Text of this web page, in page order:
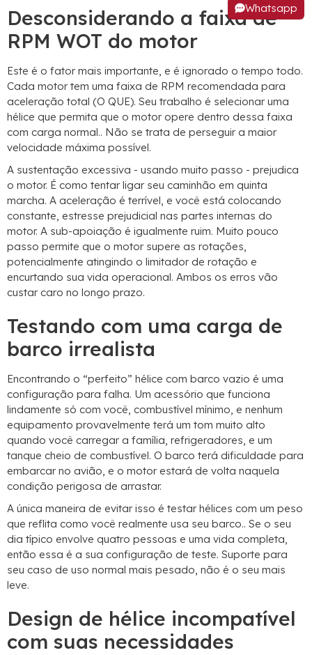
Desconsiderando a faixa de
RPM WOT do motor
Este é o fator mais importante, e é ignorado o tempo todo.
Cada motor tem uma faixa de RPM recomendada para
aceleração total (O QUE). Seu trabalho é selecionar uma
hélice que permita que o motor opere dentro dessa faixa
com carga normal.. Não se trata de perseguir a maior
velocidade máxima possível.
A sustentação excessiva - usando muito passo - prejudica
o motor. É como tentar ligar seu caminhão em quinta
marcha. A aceleração é terrível, e você está colocando
constante, estresse prejudicial nas partes internas do
motor. A sub-apoiação é igualmente ruim. Muito pouco
passo permite que o motor supere as rotações,
potencialmente atingindo o limitador de rotação e
encurtando sua vida operacional. Ambos os erros vão
custar caro no longo prazo.
Testando com uma carga de
barco irrealista
Encontrando o “perfeito” hélice com barco vazio é uma
configuração para falha. Um acessório que funciona
lindamente só com você, combustível mínimo, e nenhum
equipamento provavelmente terá um tom muito alto
quando você carregar a família, refrigeradores, e um
tanque cheio de combustível. O barco terá dificuldade para
embarcar no avião, e o motor estará de volta naquela
condição perigosa de arrastar.
A única maneira de evitar isso é testar hélices com um peso
que reflita como você realmente usa seu barco.. Se o seu
dia típico envolve quatro pessoas e uma vida completa,
então essa é a sua configuração de teste. Suporte para
seu caso de uso normal mais pesado, não é o seu mais
leve.
Design de hélice incompatível
com suas necessidades
Whatsapp